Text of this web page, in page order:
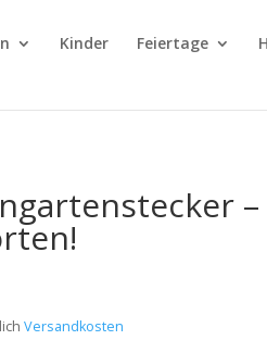
Kinder Feiertage
–
Versandkosten